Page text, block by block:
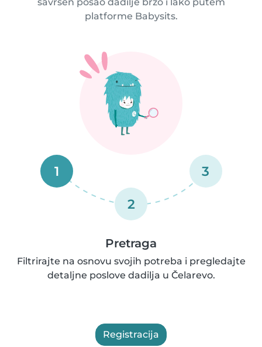
platforme Babysits.
1
2
3
Pretraga
Filtrirajte na osnovu svojih potreba i pregledajte
detaljne poslove dadilja u Čelarevo.
Registracija